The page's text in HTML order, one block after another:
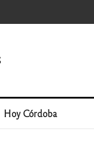
Hoy Córdoba